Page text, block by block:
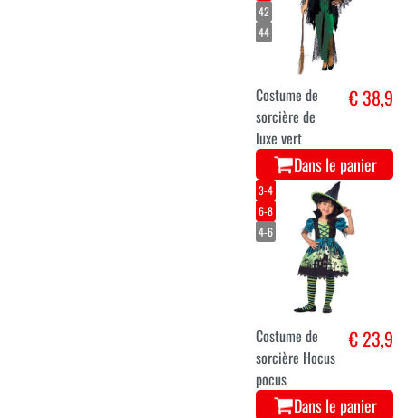
42
44
Costume de
sorcière de
luxe vert
€ 38,9
Dans le panier
3-4
6-8
4-6
Costume de
sorcière Hocus
pocus
€ 23,9
Dans le panier